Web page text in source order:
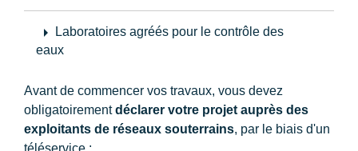
arrow_right
Laboratoires agréés pour le contrôle des
eaux
Avant de commencer vos travaux, vous devez
obligatoirementdéclarer votre projet auprès des
exploitants de réseaux souterrains, par le biais d'un